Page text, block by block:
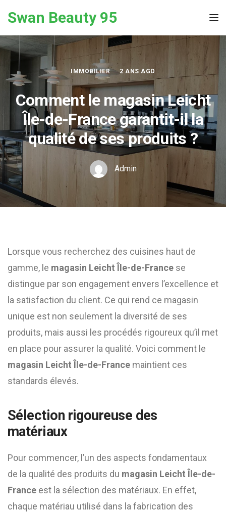
Swan Beauty 95
IMMOBILIER 2 ANS AGO
Comment le magasin Leicht
Île-de-France garantit-il la
qualité de ses produits ?
Admin
Lorsque vous recherchez des cuisines haut de
gamme, le magasin Leicht Île-de-France se
distingue par son engagement envers l’excellence et
la satisfaction du client. Ce qui rend ce magasin
unique est non seulement la diversité de ses
produits, mais aussi les procédés rigoureux qu’il met
en place pour assurer la qualité. Voici comment le
magasin Leicht Île-de-France maintient ces
standards élevés.
Sélection rigoureuse des
matériaux
Pour commencer, l’un des aspects fondamentaux
de la qualité des produits du magasin Leicht Île-de-
France est la sélection des matériaux. En effet,
chaque matériau utilisé dans la fabrication des